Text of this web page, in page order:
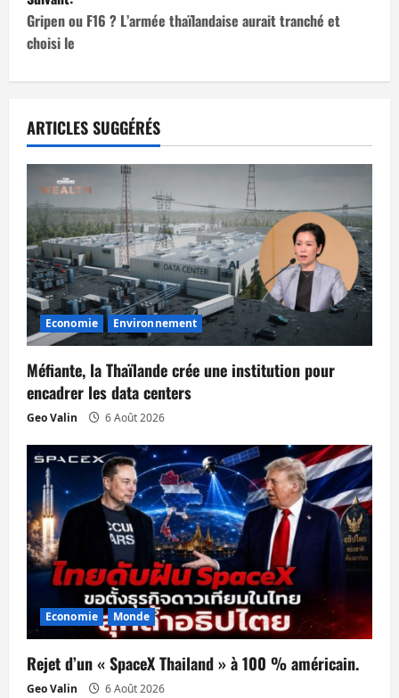
i
g
t
i
o
n
d
’
a
r
t
i
c
l
e
Gripen ou F16 ? L’armée thaïlandaise aurait tranché et
choisi le
ARTICLES SUGGÉRÉS
Economie Environnement
Méfiante, la Thaïlande crée une institution pour
encadrer les data centers
Geo Valin 6 Août 2026
Economie Monde
Rejet d’un « SpaceX Thailand » à 100 % américain.
Geo Valin 6 Août 2026